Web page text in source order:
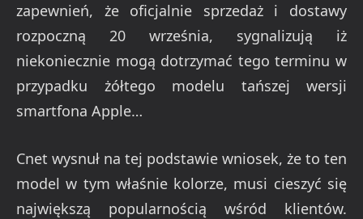
zapewnień, że oficjalnie sprzedaż i dostawy
rozpoczną 20 września, sygnalizują iż
niekoniecznie mogą dotrzymać tego terminu w
przypadku żółtego modelu tańszej wersji
smartfona Apple…
Cnet wysnuł na tej podstawie wniosek, że to ten
model w tym właśnie kolorze, musi cieszyć się
największą popularnością wśród klientów.